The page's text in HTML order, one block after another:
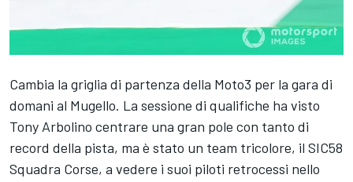
Cambia la griglia di partenza della Moto3 per la gara di
domani al Mugello. La sessione di qualifiche ha visto
Tony Arbolino centrare una gran pole con tanto di
record della pista, ma è stato un team tricolore, il SIC58
Squadra Corse, a vedere i suoi piloti retrocessi nello